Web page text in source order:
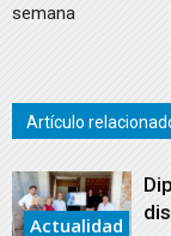
semana
Artículo
Actualidad